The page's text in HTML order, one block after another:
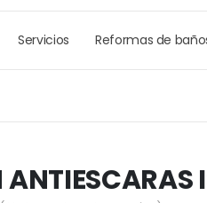
Servicios Reformas de